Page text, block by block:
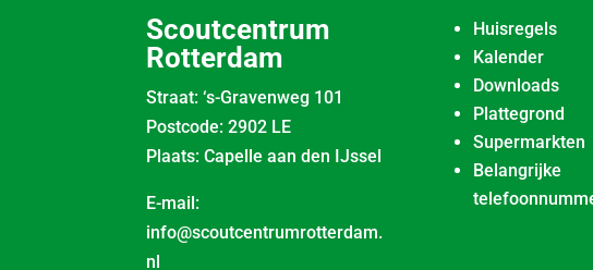
Scoutcentrum
Rotterdam
Straat: ‘s-Gravenweg 101
Postcode: 2902 LE
Plaats: Capelle aan den IJssel
E-mail:
info@scoutcentrumrotterdam.
nl
Huisregels
Kalender
Downloads
Plattegrond
Supermarkten
Belangrijke